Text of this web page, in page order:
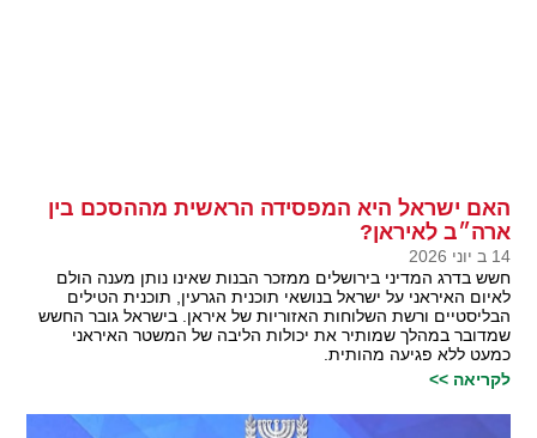
האם ישראל היא המפסידה הראשית מההסכם בין
ארה״ב לאיראן?
14 ב יוני 2026
חשש בדרג המדיני בירושלים ממזכר הבנות שאינו נותן מענה הולם
לאיום האיראני על ישראל בנושאי תוכנית הגרעין, תוכנית הטילים
הבליסטיים ורשת השלוחות האזוריות של איראן. בישראל גובר החשש
שמדובר במהלך שמותיר את יכולות הליבה של המשטר האיראני
כמעט ללא פגיעה מהותית.
לקריאה >>